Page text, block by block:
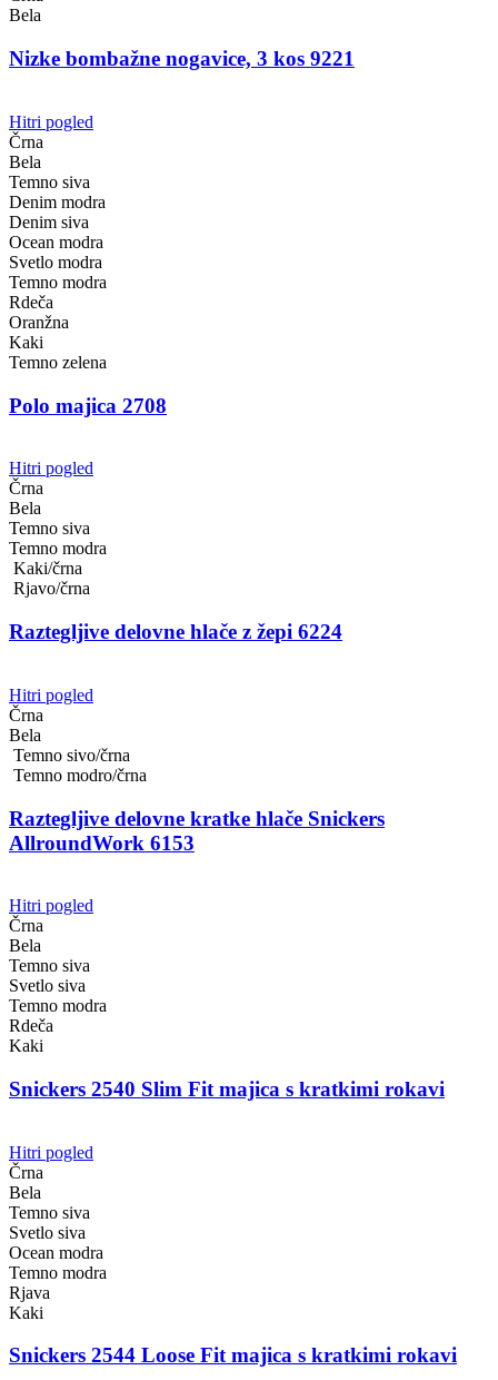
Bela
Nizke bombažne nogavice, 3 kos 9221
Hitri pogled
Črna
Bela
Temno siva
Denim modra
Denim siva
Ocean modra
Svetlo modra
Temno modra
Rdeča
Oranžna
Kaki
Temno zelena
Polo majica 2708
Hitri pogled
Črna
Bela
Temno siva
Temno modra
Kaki/črna
Rjavo/črna
Raztegljive delovne hlače z žepi 6224
Hitri pogled
Črna
Bela
Temno sivo/črna
Temno modro/črna
Raztegljive delovne kratke hlače Snickers
AllroundWork 6153
Hitri pogled
Črna
Bela
Temno siva
Svetlo siva
Temno modra
Rdeča
Kaki
Snickers 2540 Slim Fit majica s kratkimi rokavi
Hitri pogled
Črna
Bela
Temno siva
Svetlo siva
Ocean modra
Temno modra
Rjava
Kaki
Snickers 2544 Loose Fit majica s kratkimi rokavi